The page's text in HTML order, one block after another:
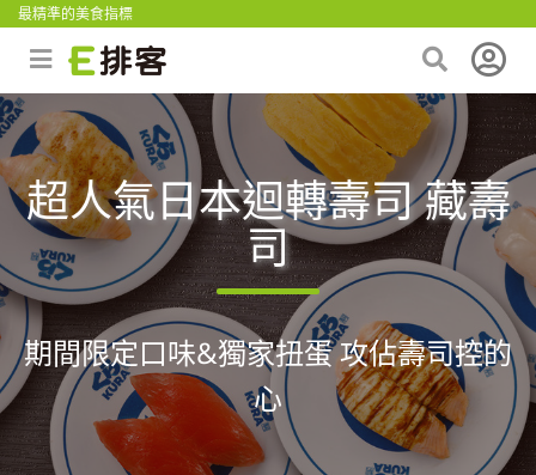
最精準的美食指標
超人氣日本迴轉壽司 藏壽
司
期間限定口味&獨家扭蛋 攻佔壽司控的
心